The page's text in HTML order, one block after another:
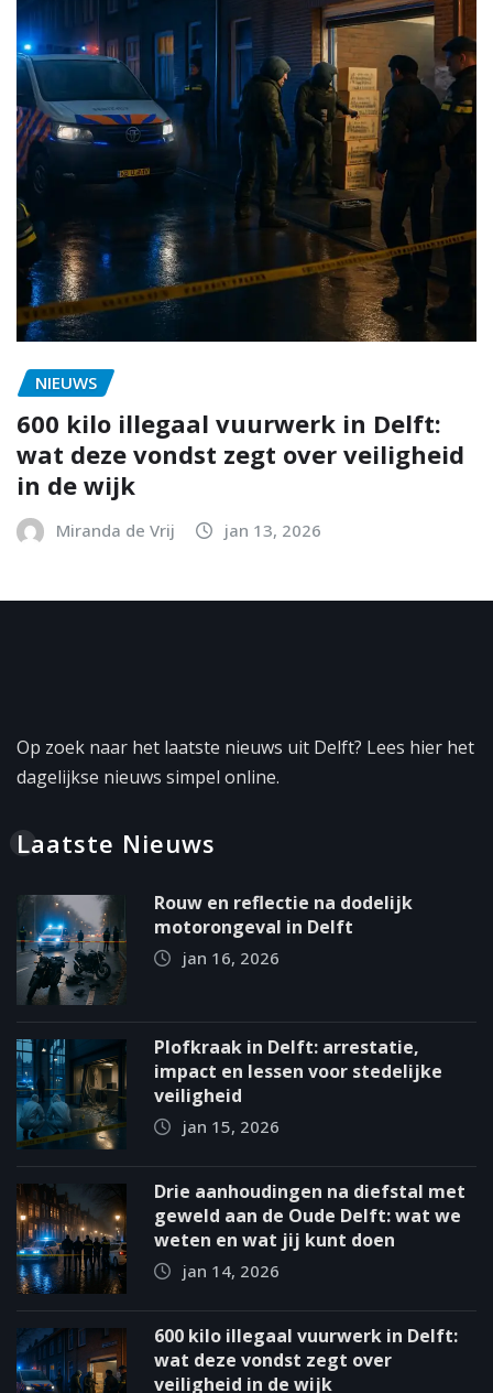
NIEUWS
600 kilo illegaal vuurwerk in Delft:
wat deze vondst zegt over veiligheid
in de wijk
Miranda de Vrij jan 13, 2026
Op zoek naar het laatste nieuws uit Delft? Lees hier het
dagelijkse nieuws simpel online.
Laatste Nieuws
Rouw en reflectie na dodelijk
motorongeval in Delft
jan 16, 2026
Plofkraak in Delft: arrestatie,
impact en lessen voor stedelijke
veiligheid
jan 15, 2026
Drie aanhoudingen na diefstal met
geweld aan de Oude Delft: wat we
weten en wat jij kunt doen
jan 14, 2026
600 kilo illegaal vuurwerk in Delft:
wat deze vondst zegt over
veiligheid in de wijk